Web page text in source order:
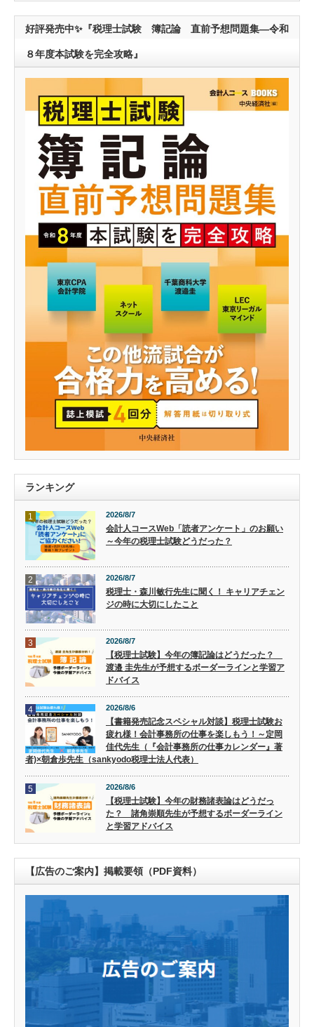
好評発売中✨『税理士試験 簿記論 直前予想問題集―令和
８年度本試験を完全攻略』
ランキング
1 2026/8/7
会計人コースWeb「読者アンケート」のお願い
～今年の税理士試験どうだった？
2 2026/8/7
税理士・森川敏行先生に聞く！ キャリアチェン
ジの時に大切にしたこと
3 2026/8/7
【税理士試験】今年の簿記論はどうだった？
渡邉 圭先生が予想するボーダーラインと学習ア
ドバイス
4 2026/8/6
【書籍発売記念スペシャル対談】税理士試験お
疲れ様！会計事務所の仕事を楽しもう！～定岡
佳代先生（『会計事務所の仕事カレンダー』著
者)×朝倉歩先生（sankyodo税理士法人代表）
5 2026/8/6
【税理士試験】今年の財務諸表論はどうだっ
た？ 諸角崇順先生が予想するボーダーライン
と学習アドバイス
【広告のご案内】掲載要領（PDF資料）